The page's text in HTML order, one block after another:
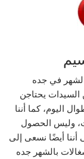
في جده
السيدات يحتاجن
اليوم، كما أننا
وليس الحصول
أننا أيضًا نسعى إلى
بالشهر جده